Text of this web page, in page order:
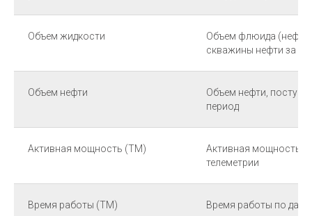
Объем жидкости
Объем флюида (нефти
скважины нефти за
Объем нефти
Объем нефти,
период
Активная мощность (ТМ)
Активная мощность
телеметрии
Время работы (ТМ) Время работы по